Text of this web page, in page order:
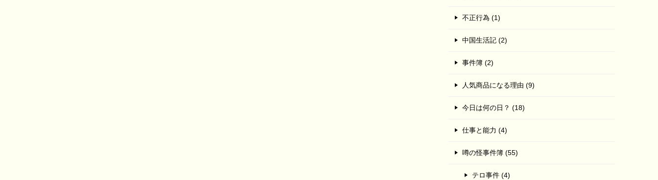
不正行為 (1)
中国生活記 (2)
事件簿 (2)
人気商品になる理由 (9)
今日は何の日？ (18)
仕事と能力 (4)
噂の怪事件簿 (55)
テロ事件 (4)